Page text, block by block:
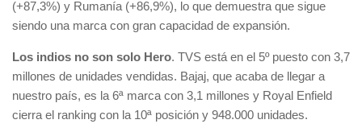
(+87,3%) y Rumanía (+86,9%), lo que demuestra que sigue
siendo una marca con gran capacidad de expansión.
Los indios no son solo Hero. TVS está en el 5º puesto con 3,7
millones de unidades vendidas. Bajaj, que acaba de llegar a
nuestro país, es la 6ª marca con 3,1 millones y Royal Enfield
cierra el ranking con la 10ª posición y 948.000 unidades.